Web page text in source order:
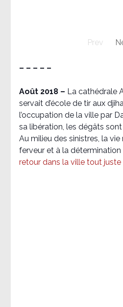
Prev
– – – – –
Août 2018 – La cathédrale
servait d’école de tir aux
l’occupation de la ville par
sa libération, les dégâts
Au milieu des sinistres, la
ferveur et à la détermination
retour dans la ville tout juste